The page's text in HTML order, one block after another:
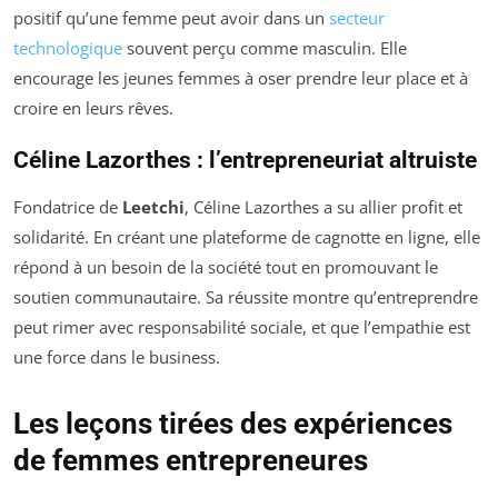
positif qu’une femme peut avoir dans un secteur
technologique souvent perçu comme masculin. Elle
encourage les jeunes femmes à oser prendre leur place et à
croire en leurs rêves.
Céline Lazorthes : l’entrepreneuriat altruiste
Fondatrice de Leetchi, Céline Lazorthes a su allier profit et
solidarité. En créant une plateforme de cagnotte en ligne, elle
répond à un besoin de la société tout en promouvant le
soutien communautaire. Sa réussite montre qu’entreprendre
peut rimer avec responsabilité sociale, et que l’empathie est
une force dans le business.
Les leçons tirées des expériences
de femmes entrepreneures